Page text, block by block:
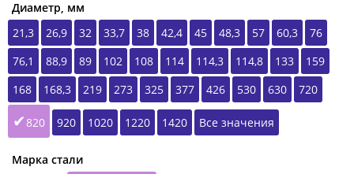
Диаметр, мм
21,3
26,9 32 33,7 38 42,4 45 48,3 57 60,3
76
76,1
88,9 89 102 108 114 114,3 114,8 133
159
168
168,3 219 273 325 377 426 530 630 720
820 920 1020 1220 1420 Все значения
Марка стали